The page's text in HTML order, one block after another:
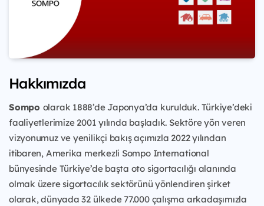
Hakkımızda
Sompo olarak 1888’de Japonya’da kurulduk. Türkiye’deki
faaliyetlerimize 2001 yılında başladık. Sektöre yön veren
vizyonumuz ve yenilikçi bakış açımızla 2022 yılından
itibaren, Amerika merkezli Sompo International
bünyesinde Türkiye’de başta oto sigortacılığı alanında
olmak üzere sigortacılık sektörünü yönlendiren şirket
olarak, dünyada 32 ülkede 77.000 çalışma arkadaşımızla